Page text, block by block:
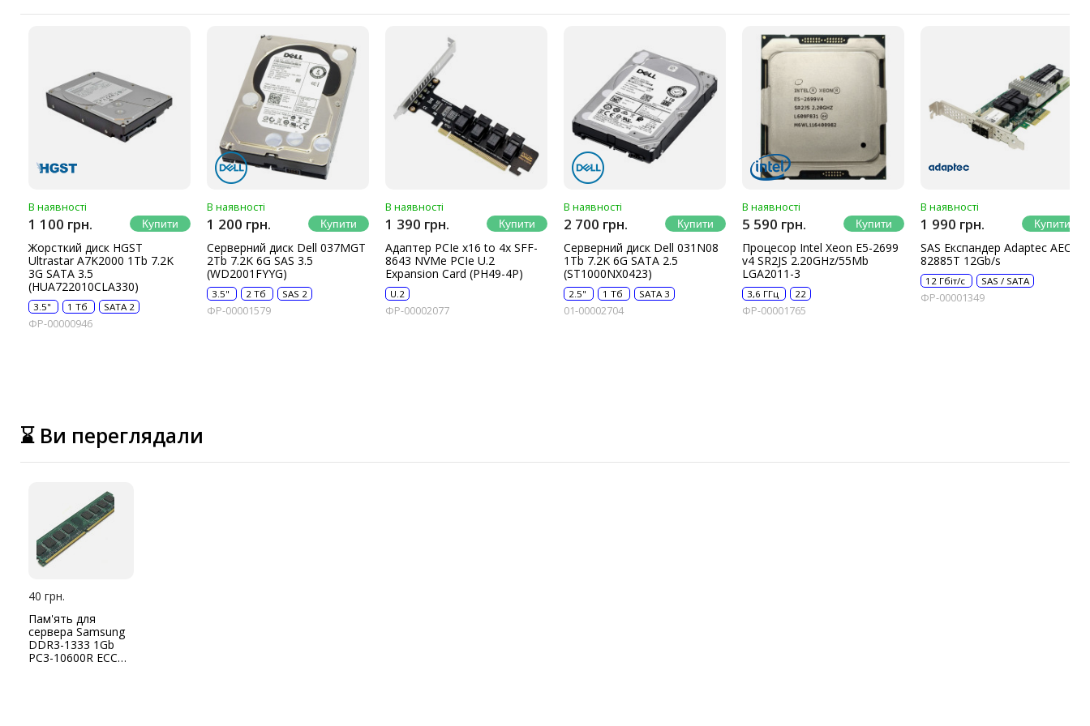
В наявності
1 100 грн.
Жорсткий диск HGST
Ultrastar A7K2000 1Tb 7.2K
3G SATA 3.5
(HUA722010CLA330)
3.5" 1 Тб SATA 2
ФР-00000946
В наявності
1 200 грн.
Серверний диск Dell 037MGT
2Tb 7.2K 6G SAS 3.5
(WD2001FYYG)
3.5" 2 Тб SAS 2
ФР-00001579
В наявності
1 390 грн.
Адаптер PCIe x16 to 4x SFF-
8643 NVMe PCIe U.2
Expansion Card (PH49-4P)
U.2
ФР-00002077
В наявності
2 700 грн.
Серверний диск Dell 031N08
1Tb 7.2K 6G SATA 2.5
(ST1000NX0423)
2.5" 1 Тб SATA 3
01-00002704
В наявності
5 590 грн.
Процесор Intel Xeon E5-2699
v4 SR2JS 2.20GHz/55Mb
LGA2011-3
3,6 ГГц 22
ФР-00001765
В наявності
1 990 грн.
SAS Експандер Adaptec AEC-
82885T 12Gb/s
12 Гбіт/с SAS / SATA
ФР-00001349
⌛ Ви переглядали
40 грн.
Пам'ять для
сервера Samsung
DDR3-1333 1Gb
PC3-10600R ECC